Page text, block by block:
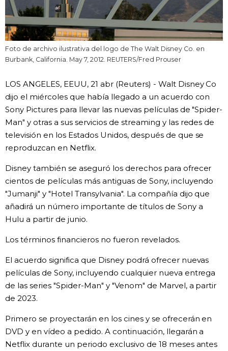
Más
Noticias
Fragmentos de Japón
Gente
Blog
Tokio
Avisos
official SNS
Foto de archivo ilustrativa del logo de The Walt Disney Co. en
Burbank, California. May 7, 2012. REUTERS/Fred Prouser
LOS ANGELES, EEUU, 21 abr (Reuters) - Walt Disney Co
dijo el miércoles que había llegado a un acuerdo con
Sony Pictures para llevar las nuevas películas de "Spider-
Man" y otras a sus servicios de streaming y las redes de
televisión en los Estados Unidos, después de que se
reproduzcan en Netflix.
Disney también se aseguró los derechos para ofrecer
cientos de películas más antiguas de Sony, incluyendo
"Jumanji" y "Hotel Transylvania". La compañía dijo que
añadirá un número importante de títulos de Sony a
Hulu a partir de junio.
Los términos financieros no fueron revelados.
El acuerdo significa que Disney podrá ofrecer nuevas
películas de Sony, incluyendo cualquier nueva entrega
de las series "Spider-Man" y "Venom" de Marvel, a partir
de 2023.
Primero se proyectarán en los cines y se ofrecerán en
DVD y en vídeo a pedido. A continuación, llegarán a
Netflix durante un periodo exclusivo de 18 meses antes